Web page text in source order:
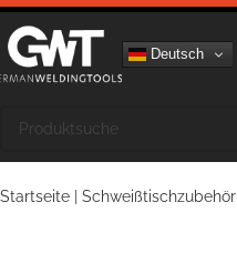
Deutsch
Startseite Schweißtischzubehör